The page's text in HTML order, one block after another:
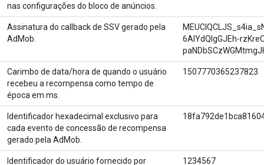
nas configurações do bloco de anúncios.
Assinatura do callback de SSV gerado pela
AdMob.
6AIYdQIgGJEh-
Carimbo de data/hora de quando o usuário
recebeu a recompensa como tempo de
época em ms.
1507770365237823
Identificador hexadecimal exclusivo para
cada evento de concessão de recompensa
gerado pela AdMob.
Identificador do usuário fornecido por 1234567